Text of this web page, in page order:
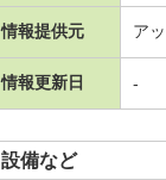
情報提供元 ア
情報更新日 -
設備など